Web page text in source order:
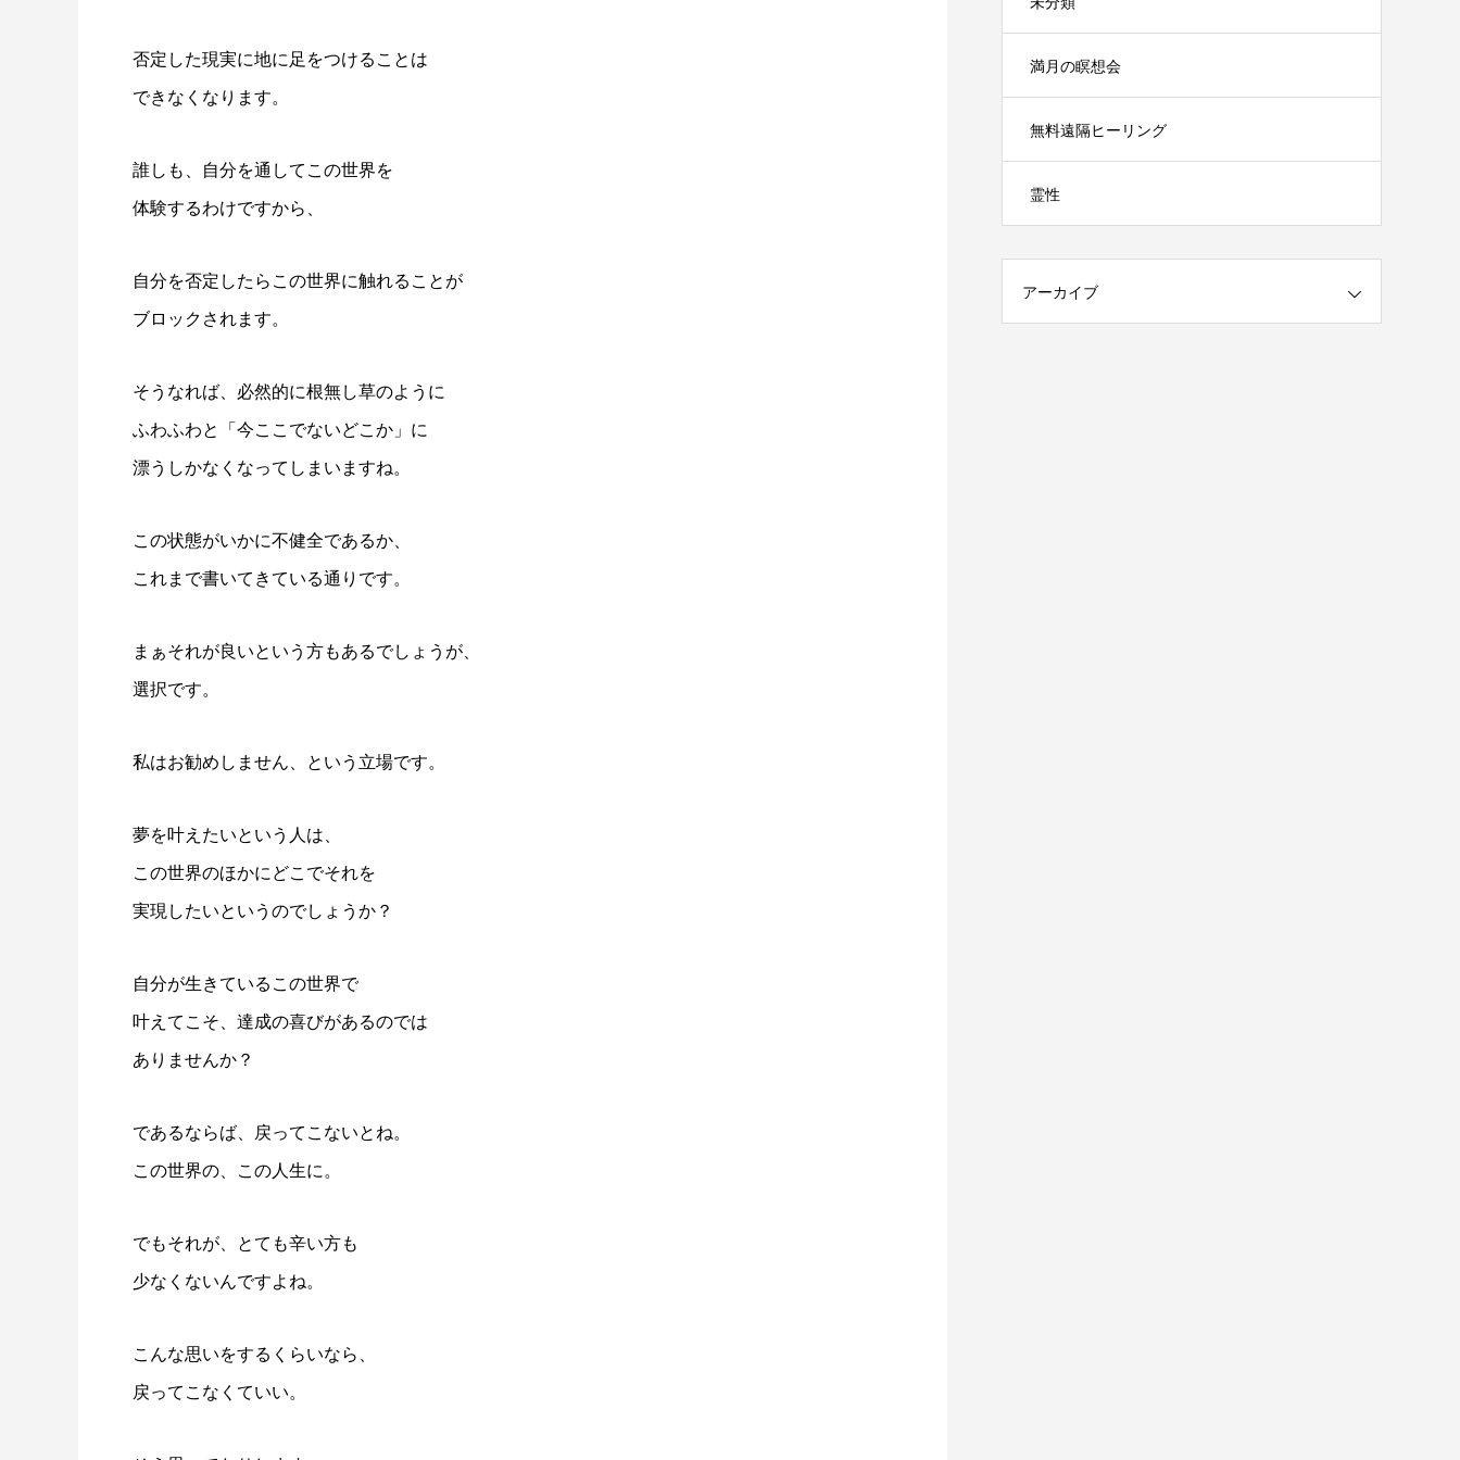
否定した現実に地に足をつけることは
できなくなります。
誰しも、自分を通してこの世界を
体験するわけですから、
自分を否定したらこの世界に触れることが
ブロックされます。
そうなれば、必然的に根無し草のように
ふわふわと「今ここでないどこか」に
漂うしかなくなってしまいますね。
この状態がいかに不健全であるか、
これまで書いてきている通りです。
まぁそれが良いという方もあるでしょうが、
選択です。
私はお勧めしません、という立場です。
夢を叶えたいという人は、
この世界のほかにどこでそれを
実現したいというのでしょうか？
自分が生きているこの世界で
叶えてこそ、達成の喜びがあるのでは
ありませんか？
であるならば、戻ってこないとね。
この世界の、この人生に。
でもそれが、とても辛い方も
少なくないんですよね。
こんな思いをするくらいなら、
戻ってこなくていい。
満月の瞑想会
無料遠隔ヒーリング
霊性
アーカイブ